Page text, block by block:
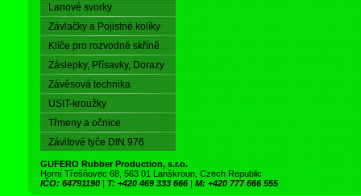
Lanové svorky
Závlačky a Pojistné kolíky
Klíče pro rozvodné skříně
Záslepky, Přísavky, Dorazy
Závěsová technika
USIT-kroužky
Třmeny a očnice
Závitové tyče DIN 976
GUFERO Rubber Production, s.r.o.
Horní Třešňovec 68, 563 01 Lanškroun, Czech Republic
IČO: 64791190 | T: +420 469 333 666 | M: +420 777 666 555